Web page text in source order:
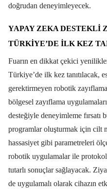
doğrudan deneyimleyecek.
YAPAY ZEKA DESTEKLİ
TÜRKİYE’DE İLK KEZ
Fuarın en dikkat çekici
Türkiye’de ilk kez tanıtılacak,
gerektirmeyen robotik
bölgesel zayıflama
desteğiyle deneyimleme fırsatı
programlar oluşturmak için cilt
hassasiyet gibi parametreleri
robotik uygulamalar ile
tutarlı sonuçlar sağlayacak.
de uygulamalı olarak cihazın